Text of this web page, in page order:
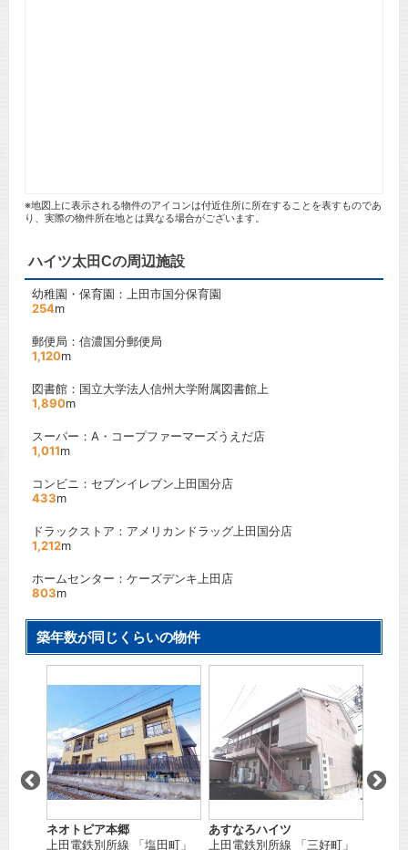
※地図上に表示される物件のアイコンは付近住所に所在することを表すものであ
り、実際の物件所在地とは異なる場合がございます。
ハイツ太田Cの周辺施設
幼稚園・保育園：上田市国分保育園
254m
郵便局：信濃国分郵便局
1,120m
図書館：国立大学法人信州大学附属図書館上
1,890m
スーパー：A・コープファーマーズうえだ店
1,011m
コンビニ：セブンイレブン上田国分店
433m
ドラックストア：アメリカンドラッグ上田国分店
1,212m
ホームセンター：ケーズデンキ上田店
803m
築年数が同じくらいの物件
ネオトピア本郷
上田電鉄別所線 「塩田町 」
あすなろハイツ
上田電鉄別所線 「三好町 」